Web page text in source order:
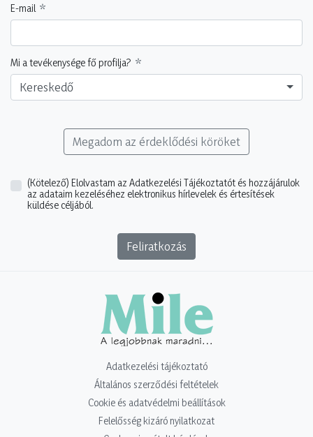
E-mail
Mi a tevékenysége fő profilja?
Kereskedő
Megadom az érdeklődési köröket
(Kötelező) Elolvastam az Adatkezelési Tájékoztatót és hozzájárulok
az adataim kezeléséhez elektronikus hírlevelek és értesítések
küldése céljából.
Feliratkozás
Adatkezelési tájékoztató
Általános szerződési feltételek
Cookie és adatvédelmi beállítások
Felelősség kizáró nyilatkozat